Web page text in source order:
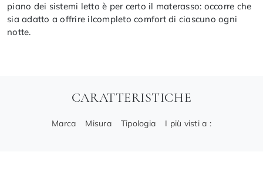
piano dei sistemi letto è per certo il materasso: occorre che
sia adatto a offrire ilcompleto comfort di ciascuno ogni
notte.
CARATTERISTICHE
Marca Misura Tipologia I più visti a :